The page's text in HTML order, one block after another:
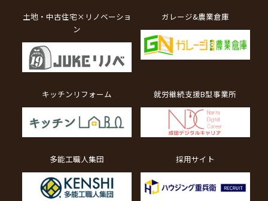
土地・中古住宅×リノベーショ
ン
ガレージ&農業倉庫
キッチンリフォーム 就労継続支援B型事業所
多能工職人集団 採用サイト